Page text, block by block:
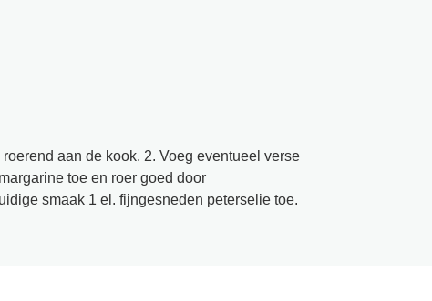
aan de kook. 2. Voeg eventueel verse
toe en roer goed door
smaak 1 el. fijngesneden peterselie toe.